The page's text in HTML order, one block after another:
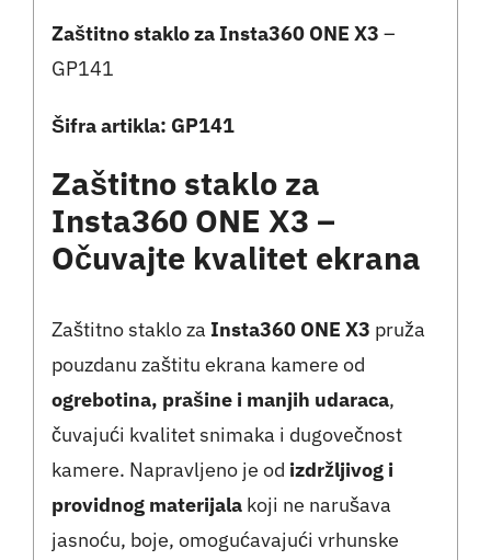
Zaštitno staklo za Insta360 ONE X3 –
GP141
Šifra artikla: GP141
Zaštitno staklo za
Insta360 ONE X3 –
Očuvajte kvalitet ekrana
Zaštitno staklo za Insta360 ONE X3 pruža
pouzdanu zaštitu ekrana kamere od
ogrebotina, prašine i manjih udaraca,
čuvajući kvalitet snimaka i dugovečnost
kamere. Napravljeno je od izdržljivog i
providnog materijalakoji ne narušava
jasnoću, boje, omogućavajući vrhunske